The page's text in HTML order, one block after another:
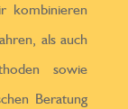
kombinieren
als auch
sowie
Beratung